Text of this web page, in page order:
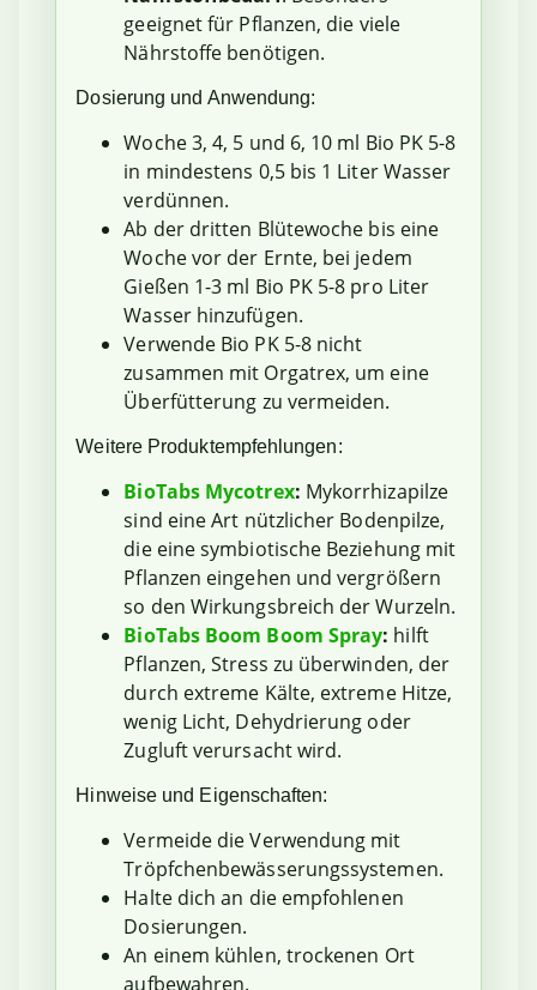
geeignet für Pflanzen, die viele
Nährstoffe benötigen.
Dosierung und Anwendung:
Woche 3, 4, 5 und 6, 10 ml Bio PK 5-8
in mindestens 0,5 bis 1 Liter Wasser
verdünnen.
Ab der dritten Blütewoche bis eine
Woche vor der Ernte, bei jedem
Gießen 1-3 ml Bio PK 5-8 pro Liter
Wasser hinzufügen.
Verwende Bio PK 5-8 nicht
zusammen mit Orgatrex, um eine
Überfütterung zu vermeiden.
Weitere Produktempfehlungen:
BioTabs Mycotrex: Mykorrhizapilze
sind eine Art nützlicher Bodenpilze,
die eine symbiotische Beziehung mit
Pflanzen eingehen und vergrößern
so den Wirkungsbreich der Wurzeln.
BioTabs Boom Boom Spray: hilft
Pflanzen, Stress zu überwinden, der
durch extreme Kälte, extreme Hitze,
wenig Licht, Dehydrierung oder
Zugluft verursacht wird.
Hinweise und Eigenschaften:
Vermeide die Verwendung mit
Tröpfchenbewässerungssystemen.
Halte dich an die empfohlenen
Dosierungen.
An einem kühlen, trockenen Ort
aufbewahren.